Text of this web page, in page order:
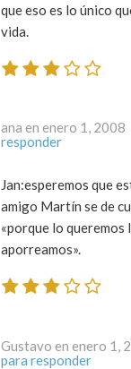
que eso es lo único
vida.
responder
Jan:esperemos que
amigo Martín se de
«porque lo queremos
aporreamos».
para responder